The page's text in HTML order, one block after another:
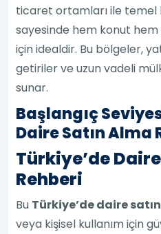
ticaret ortamları ile
sayesinde hem konut
için idealdir. Bu bölgeler,
getiriler ve uzun vadeli
sunar.
Başlangıç
Daire Satın Alma
Türkiye’de
Rehberi
Bu Türkiye’de daire
veya kişisel kullanım için